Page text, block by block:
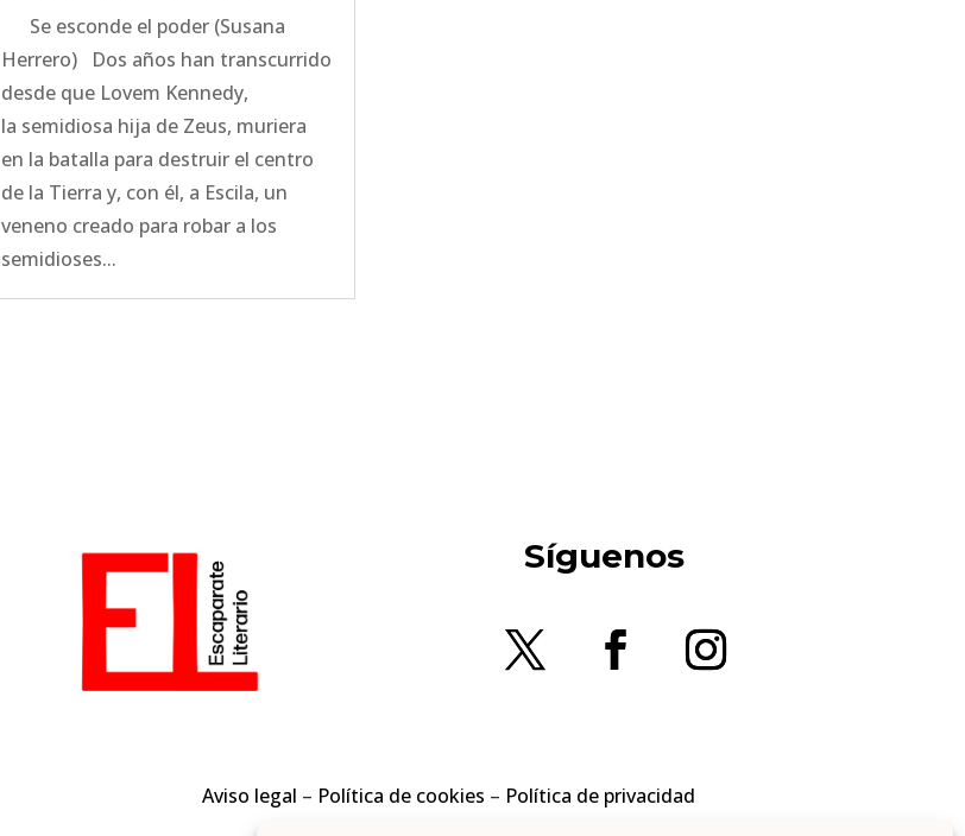
Se esconde el poder (Susana
Herrero) Dos años han transcurrido
desde que Lovem Kennedy,
la semidiosa hija de Zeus, muriera
en la batalla para destruir el centro
de la Tierra y, con él, a Escila, un
veneno creado para robar a los
semidioses...
Síguenos
Aviso legal – Política de cookies – Política de privacidad